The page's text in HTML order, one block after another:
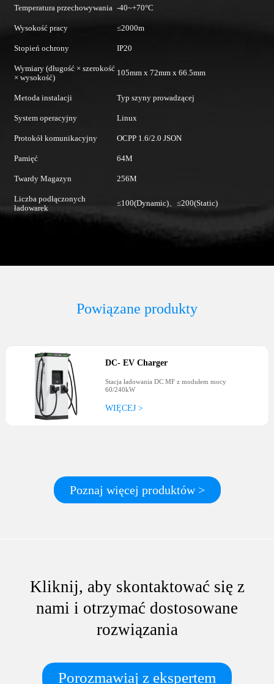
Temperatura przechowywania -40~+70°C
Wysokość pracy ≤2000m
Stopień ochrony IP20
Wymiary (długość × szerokość
× wysokość)
105mm x 72mm x 66.5mm
Metoda instalacji Typ szyny prowadzącej
System operacyjny Linux
Protokół komunikacyjny OCPP 1.6/2.0 JSON
Pamięć 64M
Twardy Magazyn 256M
Liczba podłączonych
ładowarek
≤100(Dynamic)、≤200(Static)
Powiązane produkty
DC-EV Charger
Stacja ładowania DC MF z modułem mocy
60/240kW
WIĘCEJ >
Poznaj więcej produktów >
Kliknij, aby skontaktować się z
nami i otrzymać dostosowane
rozwiązania
Porozmawiaj z ekspertem